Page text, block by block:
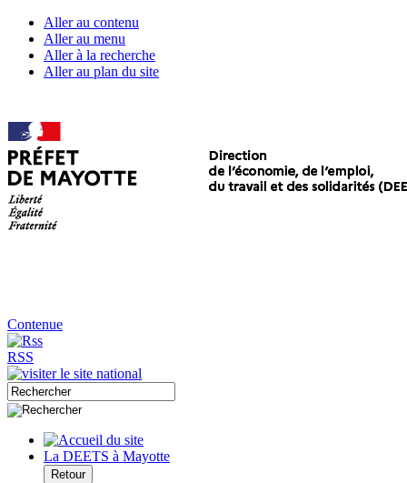
Aller au contenu
Aller au menu
Aller à la recherche
Aller au plan du site
Contenue
RSS
La DEETS à Mayotte
Retour